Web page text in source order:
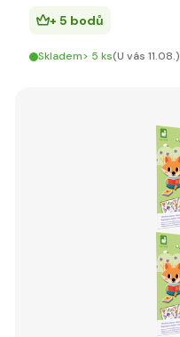
+ 5 bodů
Skladem> 5 ks(U vás 11.08.)